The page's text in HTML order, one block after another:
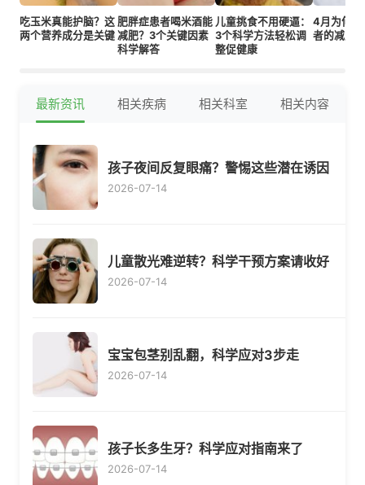
吃玉米真能护脑？这
两个营养成分是关键
肥胖症患者喝米酒能
减肥？3个关键因素
科学解答
儿童挑食不用硬逼：
3个科学方法轻松调
整促健康
4月为何是
者的减肥
最新资讯 相关疾病 相关科室 相关内容
孩子夜间反复眼痛？警惕这些潜在诱因
2026-07-14
儿童散光难逆转？科学干预方案请收好
2026-07-14
宝宝包茎别乱翻，科学应对3步走
2026-07-14
孩子长多生牙？科学应对指南来了
2026-07-14